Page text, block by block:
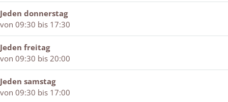
o
e
n
e
n
Jeden donnerstag
von 09:30 bis 17:30
Jeden freitag
von 09:30 bis 20:00
Jeden samstag
von 09:30 bis 17:00